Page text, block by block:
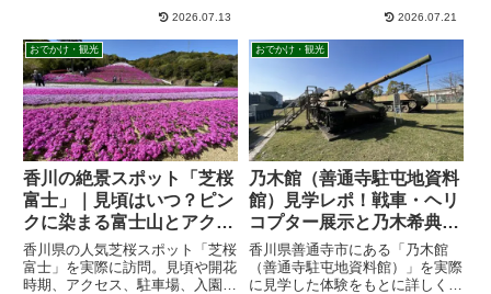
絶景スポット・ペット連れ情報・
おすすめ時間帯・周辺観光まで、
初めて訪れる方にも分かりやすく
解説します。
2026.07.13
クセス、駐車場、所要時間、映画
村との違いまで、実際に訪れた体
験をもとに詳しく紹介します。
2026.07.21
おでかけ・観光
香川の絶景スポット「芝桜
富士」｜見頃はいつ？ピン
クに染まる富士山とアクセ
ス・駐車場情報
香川県の人気芝桜スポット「芝桜
富士」を実際に訪問。見頃や開花
時期、アクセス、駐車場、入園
おでかけ・観光
乃木館（善通寺駐屯地資料
館）見学レポ！戦車・ヘリ
コプター展示と乃木希典ゆ
かりの歴史を紹介
香川県善通寺市にある「乃木館
（善通寺駐屯地資料館）」を実際
に見学した体験をもとに詳しく紹